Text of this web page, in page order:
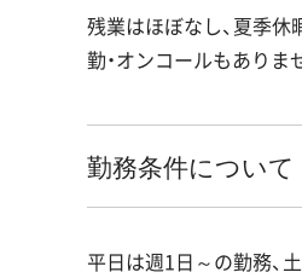
残業はほぼなし、夏季
勤・オンコールもありま
勤務条件について
平日は週1日～の勤務、